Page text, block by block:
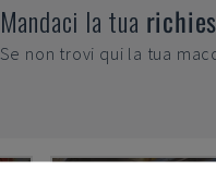
Mandaci la tua
Se non trovi qui la tua